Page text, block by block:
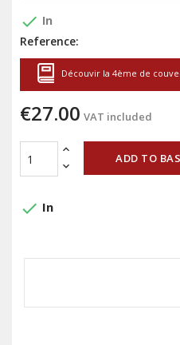
done In
Reference:
Découvir la 4ème de
€27.00 VAT included
ADD TO
done In